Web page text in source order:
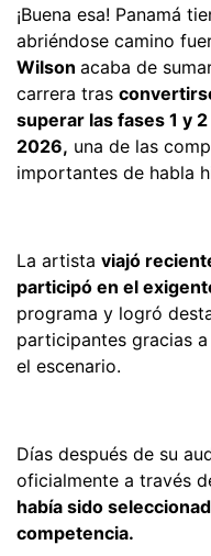
¡Buena esa! Panamá
abriéndose camino
Wilson acaba de
carrera tras
superar las fases 1 y
2026, una de las
importantes de habla
La artista viajó
participó en el
programa y logró
participantes gracias
el escenario.
Días después de su
oficialmente a través
había sido
competencia.